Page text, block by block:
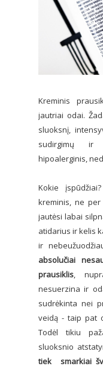
Kreminis
jautriai odai.
sluoksnį,
sudirgimų ir
hipoalerginis,
Kokie
kreminis, ne per
jautėsi labai
atidarius ir kelis
ir
absolučiai
prausiklis,
nesuerzina ir
sudrėkinta nei
veidą - taip pat
Todėl tikiu
sluoksnio
tiek smarkiai